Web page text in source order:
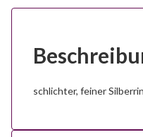
schlichter, feiner